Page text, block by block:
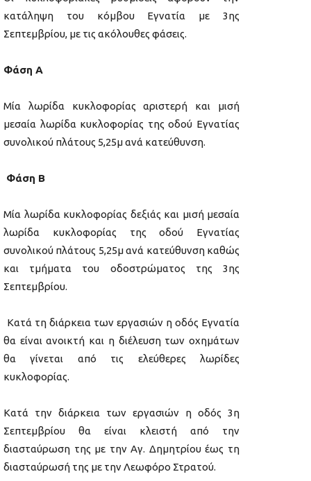
κατάληψη του κόμβου Εγνατία με 3ης
Σεπτεμβρίου, με τις ακόλουθες φάσεις.
Φάση Α
Μία λωρίδα κυκλοφορίας αριστερή και μισή
μεσαία λωρίδα κυκλοφορίας της οδού Εγνατίας
συνολικού πλάτους 5,25μ ανά κατεύθυνση.
Φάση Β
Μία λωρίδα κυκλοφορίας δεξιάς και μισή μεσαία
λωρίδα κυκλοφορίας της οδού Εγνατίας
συνολικού πλάτους 5,25μ ανά κατεύθυνση καθώς
και τμήματα του οδοστρώματος της 3ης
Σεπτεμβρίου.
Κατά τη διάρκεια των εργασιών η οδός Εγνατία
θα είναι ανοικτή και η διέλευση των οχημάτων
θα γίνεται από τις ελεύθερες λωρίδες
κυκλοφορίας.
Κατά την διάρκεια των εργασιών η οδός 3η
Σεπτεμβρίου θα είναι κλειστή από την
διασταύρωση της με την Αγ. Δημητρίου έως τη
διασταύρωσή της με την Λεωφόρο Στρατού.